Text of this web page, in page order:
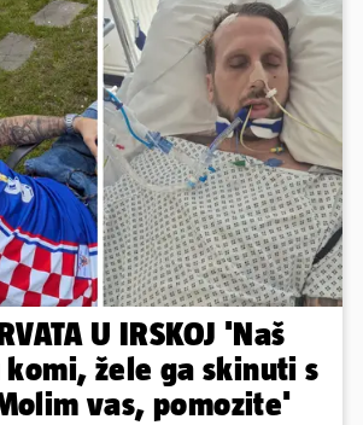
U IRSKOJ 'Naš
komi, žele ga skinuti s
vas, pomozite'